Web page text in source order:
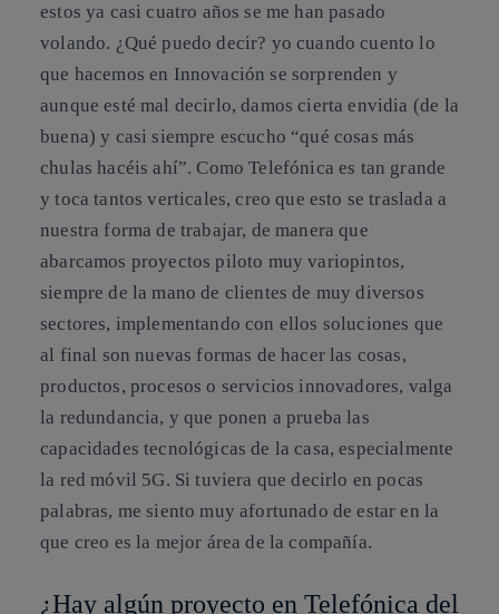
estos ya casi cuatro años se me han pasado
volando. ¿Qué puedo decir? yo cuando cuento lo
que hacemos en Innovación se sorprenden y
aunque esté mal decirlo, damos cierta envidia (de la
buena) y casi siempre escucho “qué cosas más
chulas hacéis ahí”. Como Telefónica es tan grande
y toca tantos verticales, creo que esto se traslada a
nuestra forma de trabajar, de manera que
abarcamos proyectos piloto muy variopintos,
siempre de la mano de clientes de muy diversos
sectores, implementando con ellos soluciones que
al final son nuevas formas de hacer las cosas,
productos, procesos o servicios innovadores, valga
la redundancia, y que ponen a prueba las
capacidades tecnológicas de la casa, especialmente
la red móvil 5G. Si tuviera que decirlo en pocas
palabras, me siento muy afortunado de estar en la
que creo es la mejor área de la compañía.
¿Hay algún proyecto en Telefónica del